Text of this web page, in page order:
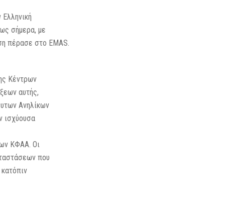
σήμερα, με
πέρασε στο EMAS.
Κέντρων
αυτής,
Ανηλίκων
ισχύουσα
ΚΦΑΑ. Οι
που